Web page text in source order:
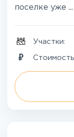
поселке уже ...
Участки: